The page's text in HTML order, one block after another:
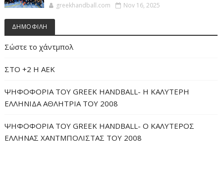
greekhandball.com Nov 16, 2025
ΔΗΜΟΦΙΛΗ
Σώστε το χάντμπολ
ΣΤΟ +2 Η ΑΕΚ
ΨΗΦΟΦΟΡΙΑ ΤΟΥ GREEK HANDBALL- H ΚΑΛΥΤΕΡΗ
ΕΛΛΗΝΙΔΑ ΑΘΛΗΤΡΙΑ ΤΟΥ 2008
ΨΗΦΟΦΟΡΙΑ ΤΟΥ GREEK HANDBALL- O ΚΑΛΥΤΕΡΟΣ
ΕΛΛΗΝΑΣ ΧΑΝΤΜΠΟΛΙΣΤΑΣ ΤΟΥ 2008